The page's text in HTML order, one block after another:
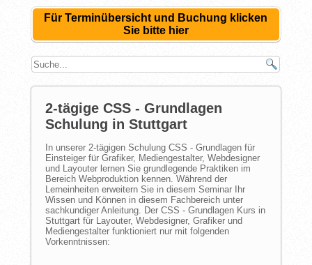
Für Terminübersicht und Buchung klicken
Sie bitte hier
2-tägige CSS - Grundlagen
Schulung in Stuttgart
In unserer 2-tägigen Schulung CSS - Grundlagen für
Einsteiger für Grafiker, Mediengestalter, Webdesigner
und Layouter lernen Sie grundlegende Praktiken im
Bereich Webproduktion kennen. Während der
Lerneinheiten erweitern Sie in diesem Seminar Ihr
Wissen und Können in diesem Fachbereich unter
sachkundiger Anleitung. Der CSS - Grundlagen Kurs in
Stuttgart für Layouter, Webdesigner, Grafiker und
Mediengestalter funktioniert nur mit folgenden
Vorkenntnissen: